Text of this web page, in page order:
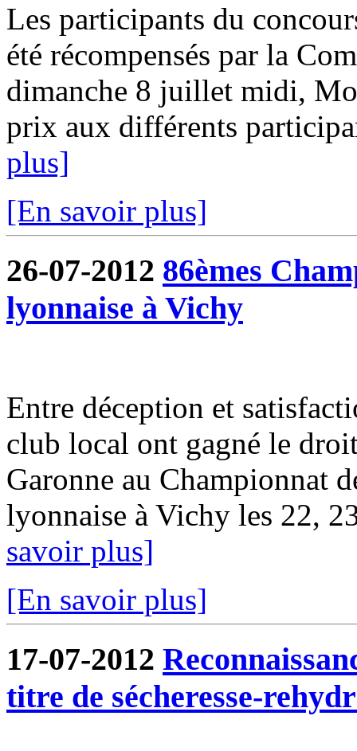
Les participants du
été récompensés par la
dimanche 8 juillet midi,
prix aux différents
plus]
[En savoir plus]
26-07-2012 86èmes
lyonnaise à Vichy
Entre déception et
club local ont gagné le
Garonne au Championnat
lyonnaise à Vichy les 22,
savoir plus]
[En savoir plus]
17-07-2012
titre de sécheresse-